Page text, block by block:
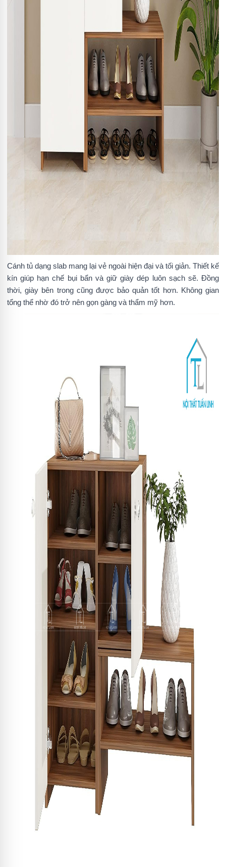
Cánh tủ dạng slab mang lại vẻ ngoài hiện đại và tối giản. Thiết kế
kín giúp hạn chế bụi bẩn và giữ giày dép luôn sạch sẽ. Đồng
thời, giày bên trong cũng được bảo quản tốt hơn. Không gian
tổng thể nhờ đó trở nên gọn gàng và thẩm mỹ hơn.